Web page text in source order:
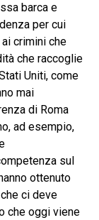
barca e
per cui
crimini che
che raccoglie
Uniti, come
mai
di Roma
ad esempio,
sul
ottenuto
ci deve
che oggi viene